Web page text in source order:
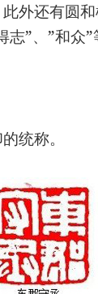
外还有圆
”、”和众”
统称。